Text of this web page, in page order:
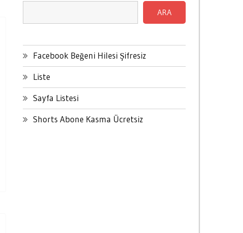
ARA
Facebook Beğeni Hilesi Şifresiz
Liste
Sayfa Listesi
Shorts Abone Kasma Ücretsiz